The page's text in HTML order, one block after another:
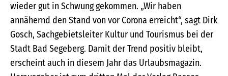
wieder gut in Schwung gekommen. „Wir haben
annähernd den Stand von vor Corona erreicht“, sagt Dirk
Gosch, Sachgebietsleiter Kultur und Tourismus bei der
Stadt Bad Segeberg. Damit der Trend positiv bleibt,
erscheint auch in diesem Jahr das Urlaubsmagazin.